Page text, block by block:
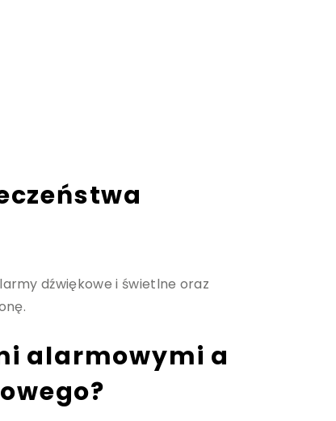
dźwiękowe i świetlne oraz
alarmowymi a